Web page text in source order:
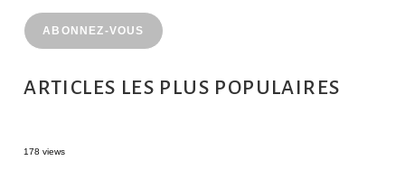
ABONNEZ-VOUS
ARTICLES LES PLUS POPULAIRES
178 views